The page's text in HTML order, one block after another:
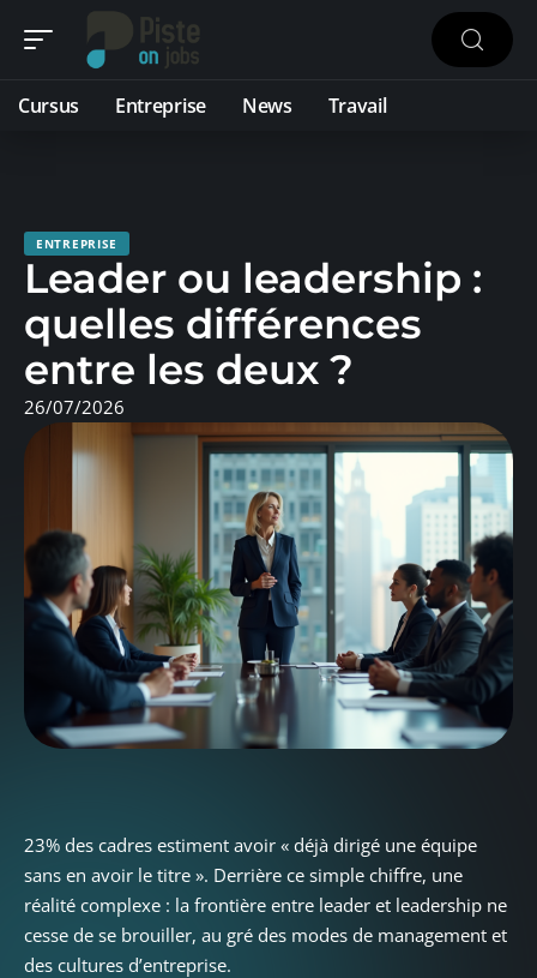
Cursus Entreprise News Travail
ENTREPRISE
Leader ou leadership :
quelles différences
entre les deux ?
26/07/2026
23% des cadres estiment avoir « déjà dirigé une équipe
sans en avoir le titre ». Derrière ce simple chiffre, une
réalité complexe : la frontière entre leader et leadership ne
cesse de se brouiller, au gré des modes de management et
des cultures d’entreprise.